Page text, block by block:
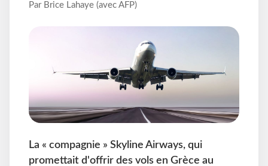
Par Brice Lahaye (avec AFP)
La « compagnie » Skyline Airways, qui
promettait d'offrir des vols en Grèce au